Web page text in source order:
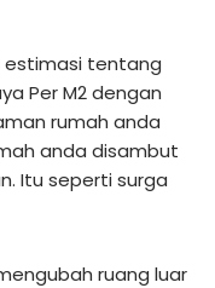
estimasi tentang
Per M2 dengan
rumah anda
anda disambut
Itu seperti surga
ruang luar